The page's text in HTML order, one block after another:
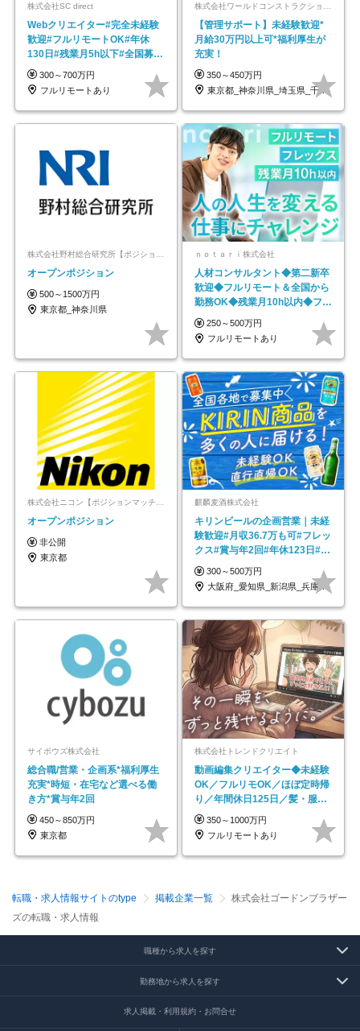
株式会社SC direct
Webクリエイター#完全未経験
歓迎#フルリモートOK#年休
130日#残業月5h以下#全国募集
#最大1年の研修
300～700万円
フルリモートあり
【管理サポート】未経験歓迎*
月給30万円以上可*福利厚生が
充実！
350～450万円
東京都_神奈川県_埼玉県_千葉県_大阪府…
オープンポジション
500～1500万円
東京都_神奈川県
ｎｏｔａｒｉ株式会社
人材コンサルタント◆第二新卒
歓迎◆フルリモート＆全国から
勤務OK◆残業月10h以内◆フレ
ックス制
250～500万円
フルリモートあり
株式会社ニコン【ポジションマッチ登録】
オープンポジション
非公開
東京都
麒麟麦酒株式会社
キリンビールの企画営業｜未経
験歓迎#月収36.7万も可#フレッ
クス#賞与年2回#年休123日#完
全週休2日制
300～500万円
大阪府_愛知県_新潟県_兵庫県_福岡県
サイボウズ株式会社
総合職/営業・企画系*福利厚生
充実*時短・在宅など選べる働
き方*賞与年2回
450～850万円
東京都
株式会社トレンドクリエイト
動画編集クリエイター◆未経験
OK／フルリモOK／ほぼ定時帰
り／年間休日125日／髪・服・
ネイル自由／副業OK
350～1000万円
フルリモートあり
転職・求人情報サイトのtype 掲載企業一覧
株式会社ゴードンブラザー
ズの転職・求人情報
職種から求人を探す
勤務地から求人を探す
求人掲載・利用規約・お問合せ